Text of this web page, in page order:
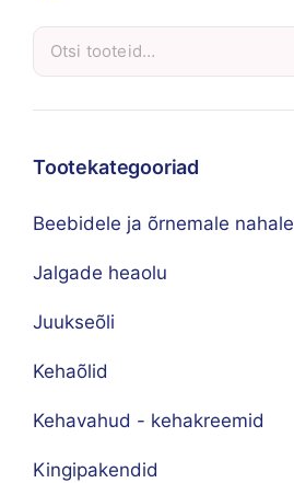
Tootekategooriad
Beebidele ja õrnemale nahale
Jalgade heaolu
Juukseõli
Kehaõlid
Kehavahud - kehakreemid
Kingipakendid